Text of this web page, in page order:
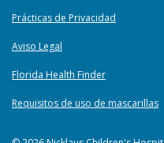
Prácticas de Privacidad
Aviso Legal
Florida Health Finder
Requisitos de uso de mascarillas